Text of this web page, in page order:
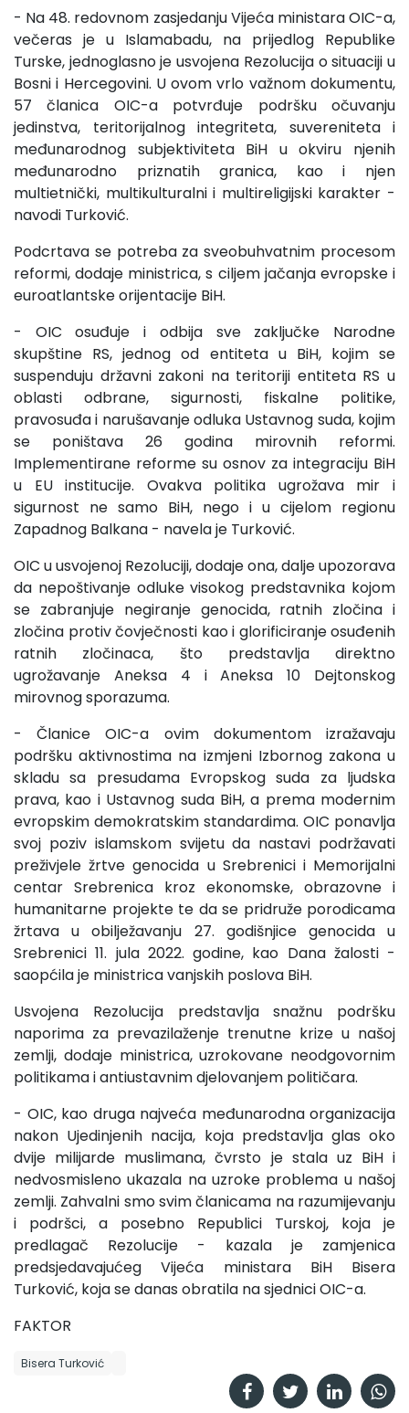
- Na 48. redovnom zasjedanju Vijeća ministara OIC-a,
večeras je u Islamabadu, na prijedlog Republike
Turske, jednoglasno je usvojena Rezolucija o situaciji u
Bosni i Hercegovini. U ovom vrlo važnom dokumentu,
57 članica OIC-a potvrđuje podršku očuvanju
jedinstva, teritorijalnog integriteta, suvereniteta i
međunarodnog subjektiviteta BiH u okviru njenih
međunarodno priznatih granica, kao i njen
multietnički, multikulturalni i multireligijski karakter -
navodi Turković.
Podcrtava se potreba za sveobuhvatnim procesom
reformi, dodaje ministrica, s ciljem jačanja evropske i
euroatlantske orijentacije BiH.
- OIC osuđuje i odbija sve zaključke Narodne
skupštine RS, jednog od entiteta u BiH, kojim se
suspenduju državni zakoni na teritoriji entiteta RS u
oblasti odbrane, sigurnosti, fiskalne politike,
pravosuđa i narušavanje odluka Ustavnog suda, kojim
se poništava 26 godina mirovnih reformi.
Implementirane reforme su osnov za integraciju BiH
u EU institucije. Ovakva politika ugrožava mir i
sigurnost ne samo BiH, nego i u cijelom regionu
Zapadnog Balkana - navela je Turković.
OIC u usvojenoj Rezoluciji, dodaje ona, dalje upozorava
da nepoštivanje odluke visokog predstavnika kojom
se zabranjuje negiranje genocida, ratnih zločina i
zločina protiv čovječnosti kao i glorificiranje osuđenih
ratnih zločinaca, što predstavlja direktno
ugrožavanje Aneksa 4 i Aneksa 10 Dejtonskog
mirovnog sporazuma.
- Članice OIC-a ovim dokumentom izražavaju
podršku aktivnostima na izmjeni Izbornog zakona u
skladu sa presudama Evropskog suda za ljudska
prava, kao i Ustavnog suda BiH, a prema modernim
evropskim demokratskim standardima. OIC ponavlja
svoj poziv islamskom svijetu da nastavi podržavati
preživjele žrtve genocida u Srebrenici i Memorijalni
centar Srebrenica kroz ekonomske, obrazovne i
humanitarne projekte te da se pridruže porodicama
žrtava u obilježavanju 27. godišnjice genocida u
Srebrenici 11. jula 2022. godine, kao Dana žalosti -
saopćila je ministrica vanjskih poslova BiH.
Usvojena Rezolucija predstavlja snažnu podršku
naporima za prevazilaženje trenutne krize u našoj
zemlji, dodaje ministrica, uzrokovane neodgovornim
politikama i antiustavnim djelovanjem političara.
- OIC, kao druga najveća međunarodna organizacija
nakon Ujedinjenih nacija, koja predstavlja glas oko
dvije milijarde muslimana, čvrsto je stala uz BiH i
nedvosmisleno ukazala na uzroke problema u našoj
zemlji. Zahvalni smo svim članicama na razumijevanju
i podršci, a posebno Republici Turskoj, koja je
predlagač Rezolucije - kazala je zamjenica
predsjedavajućeg Vijeća ministara BiH Bisera
Turković, koja se danas obratila na sjednici OIC-a.
FAKTOR
Bisera Turković